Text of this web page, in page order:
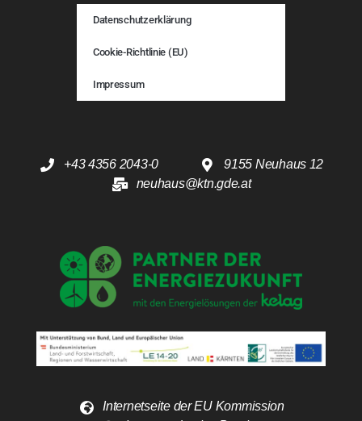
Datenschutzerklärung
Cookie-Richtlinie (EU)
Impressum
+43 4356 2043-0
9155 Neuhaus 12
neuhaus@ktn.gde.at
Internetseite der EU Kommission